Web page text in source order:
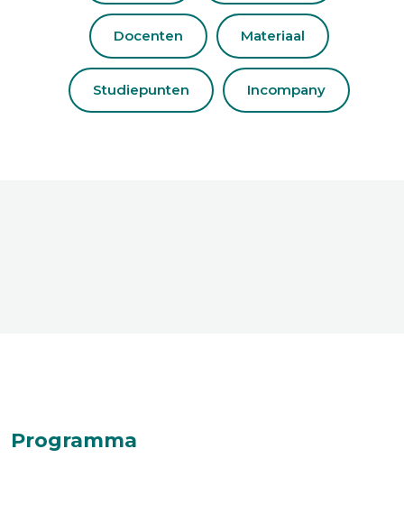
Docenten Materiaal
Studiepunten Incompany
Programma